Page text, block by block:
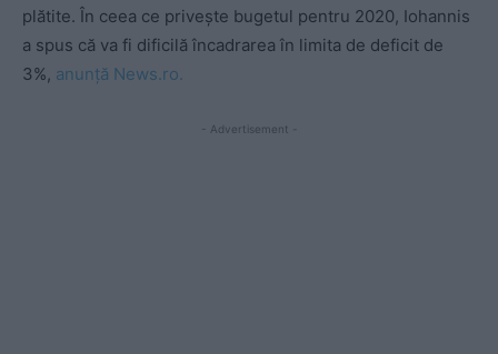
plătite. În ceea ce priveşte bugetul pentru 2020, Iohannis
a spus că va fi dificilă încadrarea în limita de deficit de
3%, anunță News.ro.
- Advertisement -